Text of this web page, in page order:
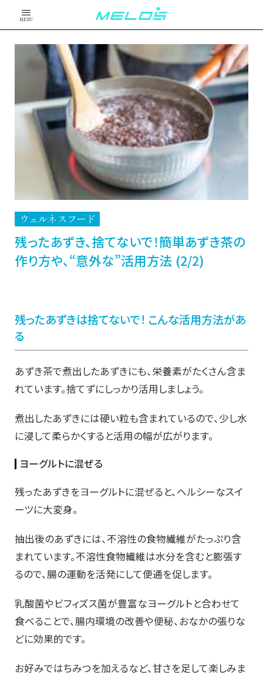
MENU
ウェルネスフード
残ったあずき、捨てないで！簡単あずき茶の
作り方や、“意外な”活用方法 (2/2)
残ったあずきは捨てないで！ こんな活用方法があ
る
あずき茶で煮出したあずきにも、栄養素がたくさん含ま
れています。捨てずにしっかり活用しましょう。
煮出したあずきには硬い粒も含まれているので、少し水
に浸して柔らかくすると活用の幅が広がります。
ヨーグルトに混ぜる
残ったあずきをヨーグルトに混ぜると、ヘルシーなスイ
ーツに大変身。
抽出後のあずきには、不溶性の食物繊維がたっぷり含
まれています。不溶性食物繊維は水分を含むと膨張す
るので、腸の運動を活発にして便通を促します。
乳酸菌やビフィズス菌が豊富なヨーグルトと合わせて
食べることで、腸内環境の改善や便秘、おなかの張りな
どに効果的です。
お好みではちみつを加えるなど、甘さを足して楽しみま